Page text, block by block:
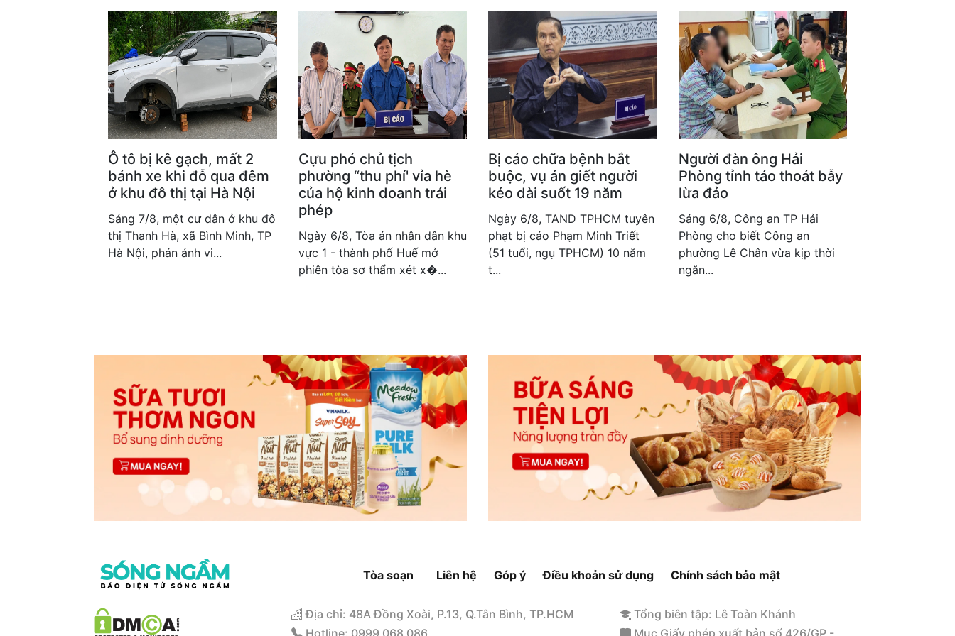
Ô tô bị kê gạch, mất 2
bánh xe khi đỗ qua đêm
ở khu đô thị tại Hà Nội
Sáng 7/8, một cư dân ở khu đô
thị Thanh Hà, xã Bình Minh, TP
Hà Nội, phản ánh vi...
Cựu phó chủ tịch
phường “thu phí' vỉa hè
của hộ kinh doanh trái
phép
Ngày 6/8, Tòa án nhân dân khu
vực 1 - thành phố Huế mở
phiên tòa sơ thẩm xét x�...
Bị cáo chữa bệnh bắt
buộc, vụ án giết người
kéo dài suốt 19 năm
Ngày 6/8, TAND TPHCM tuyên
phạt bị cáo Phạm Minh Triết
(51 tuổi, ngụ TPHCM) 10 năm
t...
Người đàn ông Hải
Phòng tỉnh táo thoát bẫy
lừa đảo
Sáng 6/8, Công an TP Hải
Phòng cho biết Công an
phường Lê Chân vừa kịp thời
ngăn...
Tòa soạn Liên hệ Góp ý Điều khoản sử dụng Chính sách bảo mật
Địa chỉ: 48A Đồng Xoài, P.13, Q.Tân Bình, TP.HCM
Hotline: 0999 068 086
Tổng biên tập: Lê Toàn Khánh
Mục Giấy phép xuất bản số 426/GP -